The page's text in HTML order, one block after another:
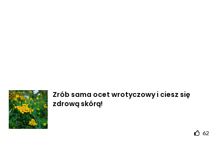
Zrób sama ocet wrotyczowy i ciesz się
zdrową skórą!
62